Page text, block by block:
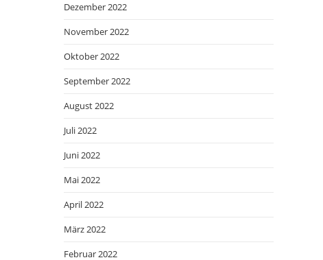
Dezember 2022
November 2022
Oktober 2022
September 2022
August 2022
Juli 2022
Juni 2022
Mai 2022
April 2022
März 2022
Februar 2022